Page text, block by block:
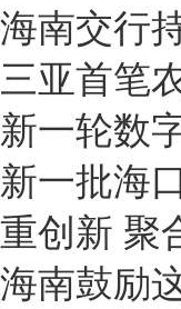
海南交行
三亚首笔
新一轮数
新一批海
重创新 聚
海南鼓励